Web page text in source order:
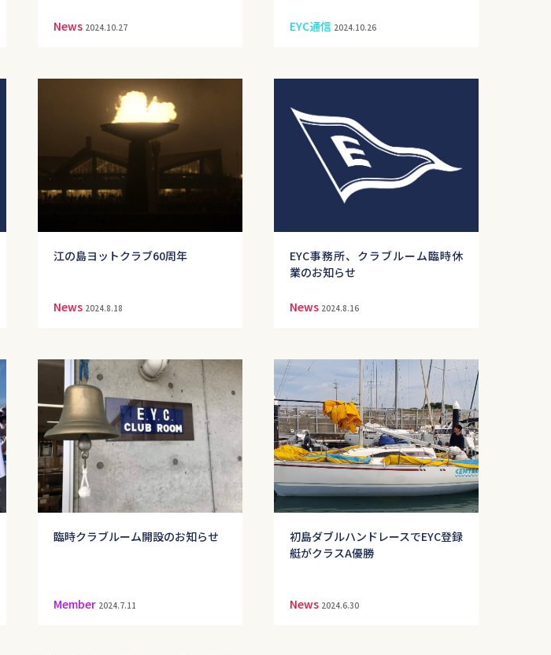
News 2024.10.27 EYC通信 2024.10.26
江の島ヨットクラブ60周年
News 2024.8.18
EYC事務所、クラブルーム臨時休
業のお知らせ
News 2024.8.16
臨時クラブルーム開設のお知らせ
Member 2024.7.11
初島ダブルハンドレースでEYC登録
艇がクラスA優勝
News 2024.6.30